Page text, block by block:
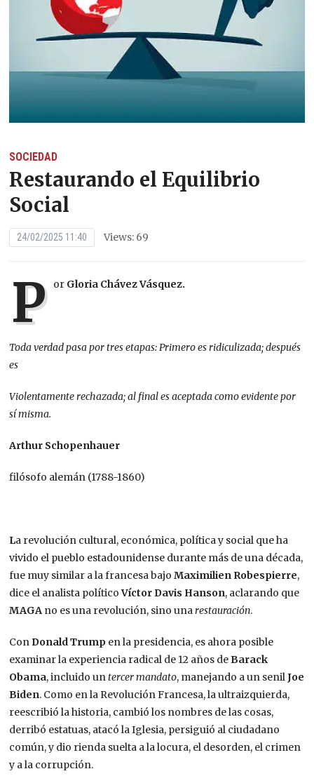
SOCIEDAD
Restaurando el Equilibrio
Social
24/02/2025 11:40 Views: 69
P or Gloria Chávez Vásquez.
Toda verdad pasa por tres etapas: Primero es ridiculizada; después
es
Violentamente rechazada; al final es aceptada como evidente por
sí misma.
Arthur Schopenhauer
filósofo alemán (1788-1860)
La revolución cultural, económica, política y social que ha
vivido el pueblo estadounidense durante más de una década,
fue muy similar a la francesa bajoMaximilien Robespierre,
dice el analista políticoVíctor Davis Hanson, aclarando que
MAGA no es una revolución, sino unarestauración.
Con Donald Trump en la presidencia, es ahora posible
examinar la experiencia radical de 12 años deBarack
Obama, incluido untercer mandato, manejando a un senilJoe
Biden. Como en la Revolución Francesa, la ultraizquierda,
reescribió la historia, cambió los nombres de las cosas,
derribó estatuas, atacó la Iglesia, persiguió al ciudadano
común, y dio rienda suelta a la locura, el desorden, el crimen
y a la corrupción.